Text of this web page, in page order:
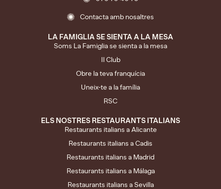
Contacta amb nosaltres
LA FAMIGLIA SE SIENTA A LA MESA
Soms La Famiglia se sienta a la mesa
Il Club
Obre la teva franquícia
Uneix-te a la família
RSC
ELS NOSTRES RESTAURANTS ITALIANS
Restaurants italians a Alicante
Restaurants italians a Cadis
Restaurants italians a Madrid
Restaurants italians a Málaga
Restaurants italians a Sevilla